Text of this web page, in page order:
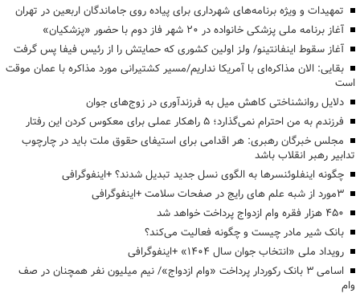
تمهیدات و ویژه برنامه‌های شهرداری برای پیاده روی جاماندگان اربعین در تهران
آغاز برنامه ملی پزشکی خانواده در ۲۰ شهر فاز دوم با حضور «پزشکیان»
آغاز سقوط اینفانتینو/ ولز اولین کشوری که حمایتش را از رئیس فیفا پس گرفت
بقایی: الان مذاکره‌ای با آمریکا نداریم/مسیر کشتیرانی مورد مذاکره با عمان موقت
است
دلایل روانشناختی کاهش میل به فرزندآوری در زوج‌های جوان
فرزندم به من احترام نمی‌گذارد؛ ۵ راهکار عملی برای معکوس کردن این رفتار
مجلس خبرگان رهبری: هر اقدامی برای استیفای حقوق ملت باید در چارچوب
تدابیر رهبر انقلاب باشد
چگونه اینفلوئنسرها به الگوی نسل جدید تبدیل شدند؟ +اینفوگرافی
3مورد از شبه علم های رایج در صفحات سلامت +اینفوگرافی
۴۵۰ هزار فقره وام ازدواج پرداخت خواهد شد
بانک شیر مادر چیست و چگونه فعالیت می‌کند؟
رویداد ملی «انتخاب جوان سال ۱۴۰۴» +اینفوگرافی
اسامی ۳ بانک رکوردار پرداخت «وام ازدواج»/ نیم میلیون نفر همچنان در صف
وام